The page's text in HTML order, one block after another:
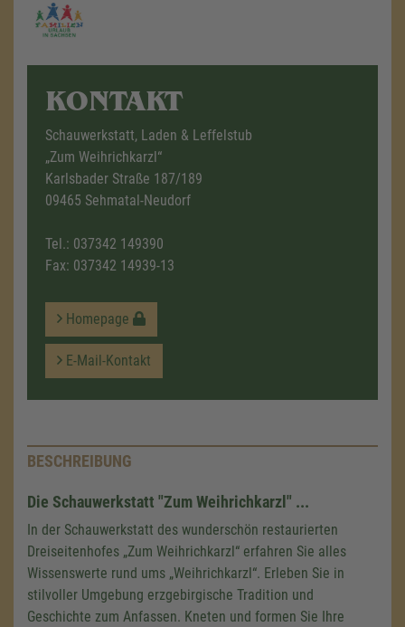
KONTAKT
Schauwerkstatt, Laden & Leffelstub
„Zum Weihrichkarzl“
Karlsbader Straße 187/189
09465 Sehmatal-Neudorf
Tel.: 037342 149390
Fax: 037342 14939-13
Homepage
E-Mail-Kontakt
BESCHREIBUNG
Die Schauwerkstatt "Zum Weihrichkarzl" ...
In der Schauwerkstatt des wunderschön restaurierten
Dreiseitenhofes „Zum Weihrichkarzl“ erfahren Sie alles
Wissenswerte rund ums „Weihrichkarzl“. Erleben Sie in
stilvoller Umgebung erzgebirgische Tradition und
Geschichte zum Anfassen. Kneten und formen Sie Ihre